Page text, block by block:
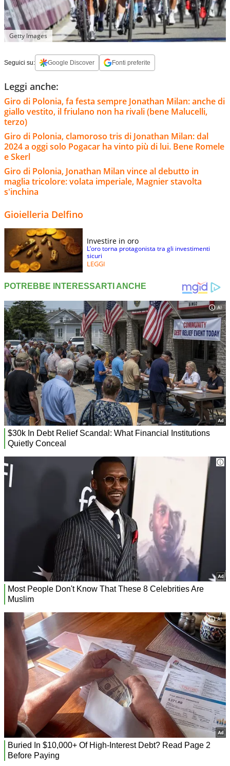
Getty Images
Seguici su: Google Discover Fonti preferite
Leggi anche:
Giro di Polonia, fa festa sempre Jonathan Milan: anche di
giallo vestito, il friulano non ha rivali (bene Malucelli,
terzo)
Giro di Polonia, clamoroso tris di Jonathan Milan: dal
2024 a oggi solo Pogacar ha vinto più di lui. Bene Romele
e Skerl
Giro di Polonia, Jonathan Milan vince al debutto in
maglia tricolore: volata imperiale, Magnier stavolta
s'inchina
Gioielleria Delfino
Investire in oro
L’oro torna protagonista tra gli investimenti
sicuri
LEGGI